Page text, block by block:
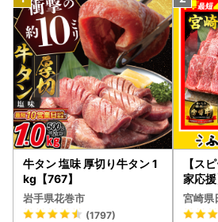
出として扱われず、寄附金控除の対象
うものであり、一時所得は、年間50
超えた額について課税対象となります
なお、懸賞や福引きの賞金品、生命
の満期払戻金なども、一時所得に該当
さい。
一時所得について、詳しくは国税庁の
(参考：総務省 ふるさと納税ポータル
牛タン 塩味 厚切り牛タン 1
kg【767】
岩手県花巻市
(1797)
【ス
家応
牛 赤
宮崎県